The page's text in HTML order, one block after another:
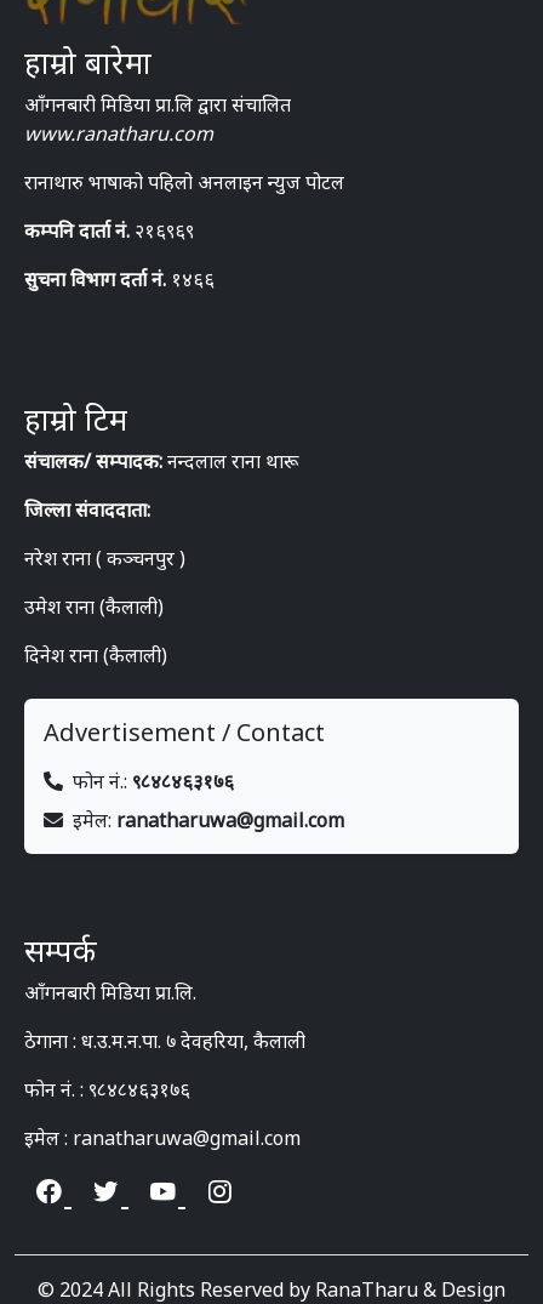
हाम्रो बारेमा
आँगनबारी मिडिया प्रा.लि द्वारा संचालित
www.ranatharu.com
रानाथारु भाषाको पहिलो अनलाइन न्युज पोटल
कम्पनि दार्ता नं. २१६९६९
सुचना विभाग दर्ता नं. १४६६
हाम्रो टिम
संचालक/ सम्पादक:नन्दलाल राना थारू
जिल्ला संवाददाता:
नरेश राना ( कञ्चनपुर )
उमेश राना (कैलाली)
दिनेश राना (कैलाली)
Advertisement / Contact
फोन नं.: ९८४८४६३१७६
इमेल: ranatharuwa@gmail.com
सम्पर्क
आँगनबारी मिडिया प्रा.लि.
ठेगाना : ध.उ.म.न.पा. ७ देवहरिया, कैलाली
फोन नं. : ९८४८४६३१७६
इमेल : ranatharuwa@gmail.com
© 2024 All Rights Reserved by RanaTharu & Design